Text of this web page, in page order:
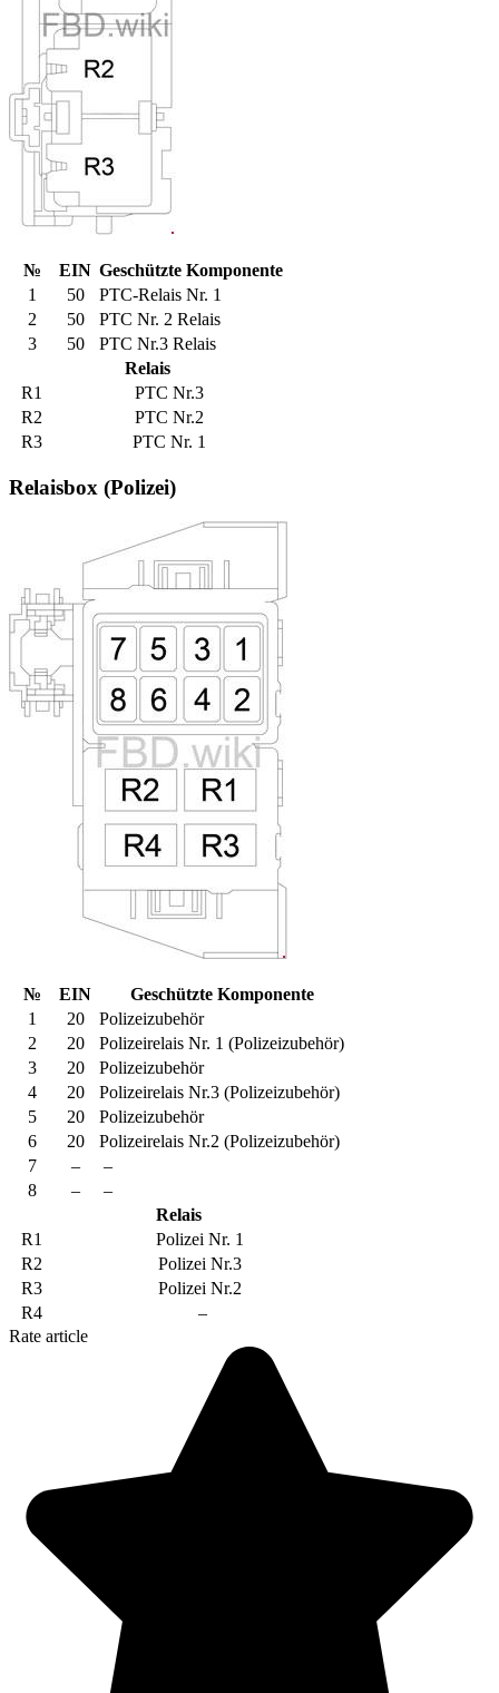
№ EIN Geschützte Komponente
1
50
PTC-Relais Nr. 1
2
50
PTC Nr. 2 Relais
3
50
PTC Nr.3 Relais
Relais
R1
PTC Nr.3
R2
PTC Nr.2
R3
PTC Nr. 1
Relaisbox (Polizei)
№ EIN
Geschützte Komponente
1
20
Polizeizubehör
2
20
Polizeirelais Nr. 1 (Polizeizubehör)
3
20
Polizeizubehör
4
20
Polizeirelais Nr.3 (Polizeizubehör)
5
20
Polizeizubehör
6
20
Polizeirelais Nr.2 (Polizeizubehör)
7
–
–
8
–
–
Relais
R1
Polizei Nr. 1
R2
Polizei Nr.3
R3
Polizei Nr.2
R4
–
Rate article